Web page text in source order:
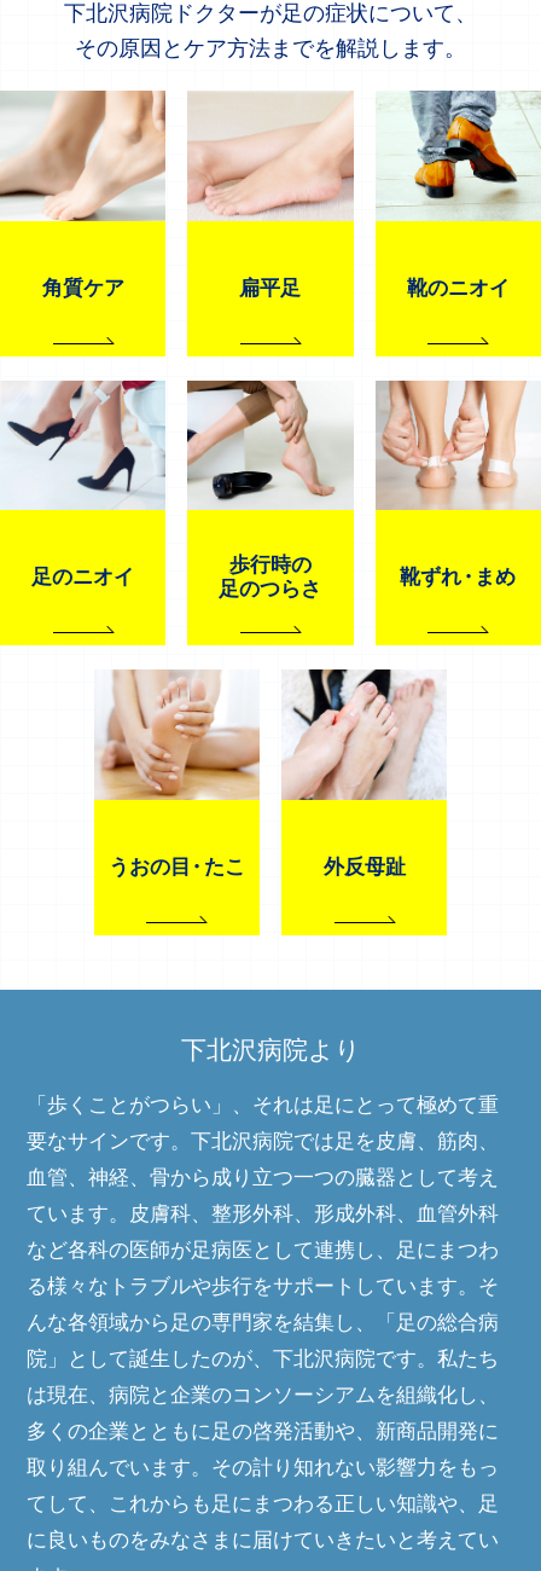
下北沢病院ドクターが足の症状について、
その原因とケア方法までを解説します。
角質ケア 扁平足 靴のニオイ
足のニオイ
歩行時の
足のつらさ
靴ずれ・ まめ
うおの目 ・ たこ 外反母趾
下北沢病院より
「歩くことがつらい」、それは足にとって極めて重
要なサインです。下北沢病院では足を皮膚、筋肉、
血管、神経、骨から成り立つ一つの臓器として考え
ています。皮膚科、整形外科、形成外科、血管外科
など各科の医師が足病医として連携し、足にまつわ
る様々なトラブルや歩行をサポートしています。そ
んな各領域から足の専門家を結集し、「足の総合病
院」として誕生したのが、下北沢病院です。私たち
は現在、病院と企業のコンソーシアムを組織化し、
多くの企業とともに足の啓発活動や、新商品開発に
取り組んでいます。その計り知れない影響力をもっ
てして、これからも足にまつわる正しい知識や、足
に良いものをみなさまに届けていきたいと考えてい